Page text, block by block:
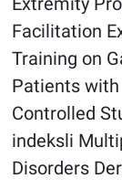
Facilitation
Training on
Patients
Controlled
indeksli
Disorders